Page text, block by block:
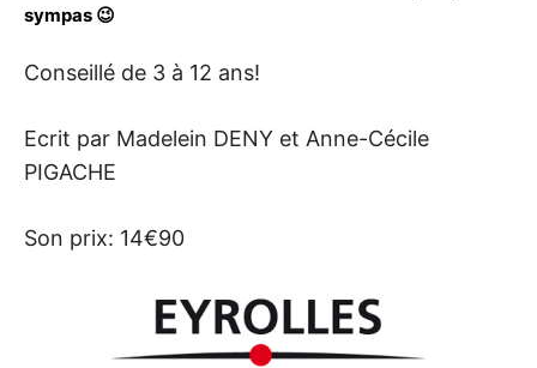
sympas 😉
Conseillé de 3 à 12 ans!
Ecrit par Madelein DENY et Anne-Cécile
PIGACHE
Son prix: 14€90